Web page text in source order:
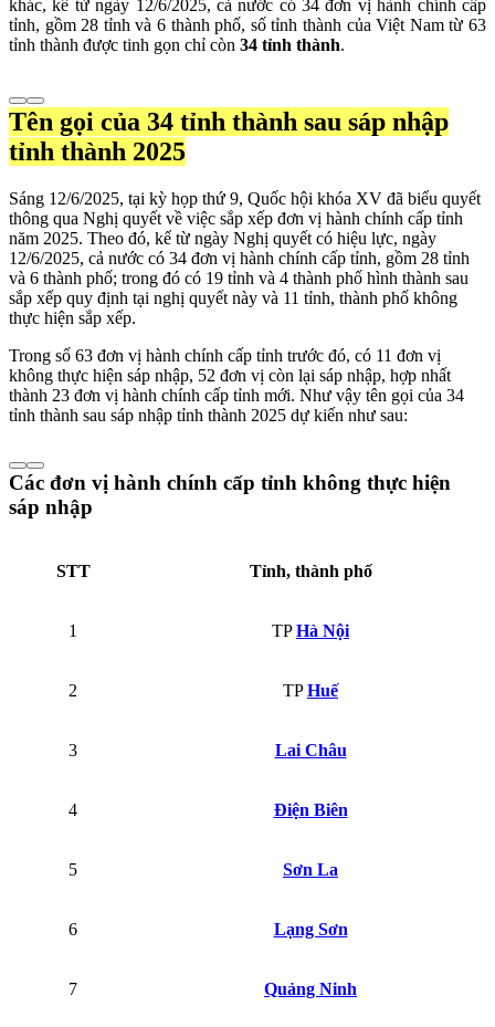
khác, kể từ ngày 12/6/2025, cả nước có 34 đơn vị hành chính cấp
tỉnh, gồm 28 tỉnh và 6 thành phố, số tỉnh thành của Việt Nam từ 63
tỉnh thành được tinh gọn chỉ còn 34 tỉnh thành.
Tên gọi của 34 tỉnh thành sau sáp nhập
tỉnh thành 2025
Sáng 12/6/2025, tại kỳ họp thứ 9, Quốc hội khóa XV đã biểu quyết
thông qua Nghị quyết về việc sắp xếp đơn vị hành chính cấp tỉnh
năm 2025. Theo đó, kể từ ngày Nghị quyết có hiệu lực, ngày
12/6/2025, cả nước có 34 đơn vị hành chính cấp tỉnh, gồm 28 tỉnh
và 6 thành phố; trong đó có 19 tỉnh và 4 thành phố hình thành sau
sắp xếp quy định tại nghị quyết này và 11 tỉnh, thành phố không
thực hiện sắp xếp.
Trong số 63 đơn vị hành chính cấp tỉnh trước đó, có 11 đơn vị
không thực hiện sáp nhập, 52 đơn vị còn lại sáp nhập, hợp nhất
thành 23 đơn vị hành chính cấp tỉnh mới. Như vậy tên gọi của 34
tỉnh thành sau sáp nhập tỉnh thành 2025 dự kiến như sau:
Các đơn vị hành chính cấp tỉnh không thực hiện
sáp nhập
STT Tỉnh, thành phố
1 TPHà Nội
2 TPHuế
3 Lai Châu
4 Điện Biên
5 Sơn La
6 Lạng Sơn
7 Quảng Ninh